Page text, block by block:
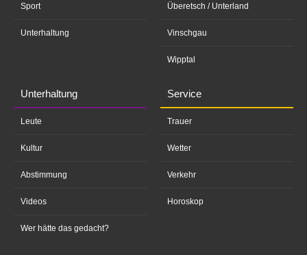
Sport
Unterhaltung
Überetsch / Unterland
Vinschgau
Wipptal
Unterhaltung
Leute
Kultur
Abstimmung
Videos
Wer hätte das gedacht?
Service
Trauer
Wetter
Verkehr
Horoskop